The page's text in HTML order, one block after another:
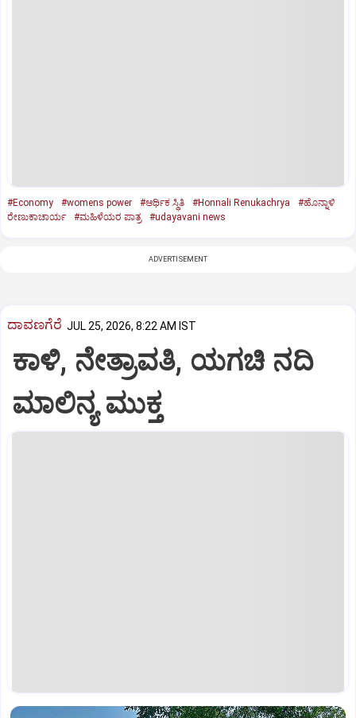
#Economy #womens power #ಆರ್ಥಿಕ ಸ್ಥಿತಿ #Honnali Renukachrya
#ಹೊನ್ನಾಳಿ
ರೇಣುಕಾಚಾರ್ಯ
#ಮಹಿಳೆಯರ ಪಾತ್ರ #udayavani news
ADVERTISEMENT
ದಾವಣಗೆರೆ JUL 25, 2026, 8:22 AM IST
ಕಾಳಿ, ನೇತ್ರಾವತಿ, ಯಗಚಿ ನದಿ
ಮಾಲಿನ್ಯ ಮುಕ್ತ